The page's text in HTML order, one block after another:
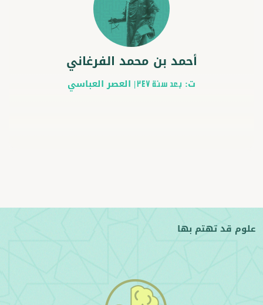
أحمد بن محمد الفرغاني
ت: بعد سنة 247 | العصر العباسي
علوم قد تهتم بها